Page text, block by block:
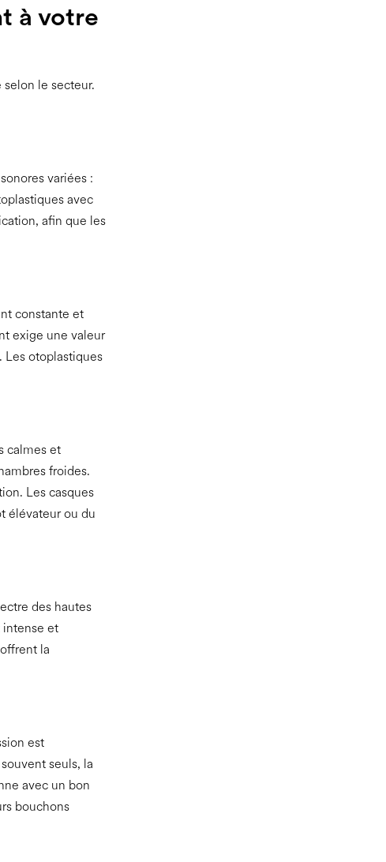
à votre
le secteur.
variées :
avec
afin que les
constante et
exige une valeur
otoplastiques
calmes et
froides.
Les casques
élévateur ou du
des hautes
intense et
la
est
seuls, la
avec un bon
bouchons